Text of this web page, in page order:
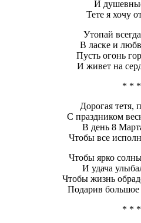
И
Тете я хочу
Утопай
В ласке и
Пусть огонь
И живет на
* * *
Дорогая тетя,
С праздником
В день 8
Чтобы все
Чтобы ярко
И удача
Чтобы жизнь
Подарив большое
* * *